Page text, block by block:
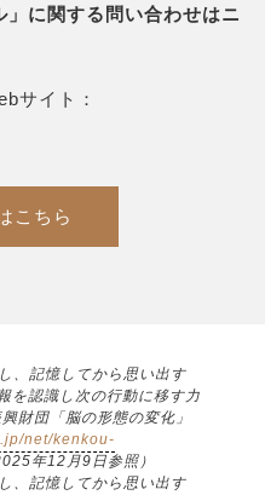
に関する問い合わせはニ
サイト：
こちら
、記憶してから思い出す
を認識し次の行動に移す力
財団「脳の形態の変化」
net/kenkou-
年12月9日参照）
、記憶してから思い出す